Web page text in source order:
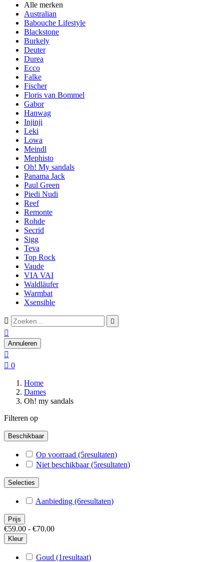
Alle merken
Australian
Babouche Lifestyle
Blackstone
Burkely
Deuter
Durea
Ecco
Falke
Fischer
Floris van Bommel
Gabor
Hanwag
Injinji
Leki
Lowa
Meindl
Mephisto
Oh! My sandals
Panama Jack
Paul Green
Piedi Nudi
Reef
Remonte
Rohde
Secrid
Sigg
Teva
Top Rock
Vaude
VIA VAI
Waldläufer
Warmbat
Xsensible
 

Annuleren

 0
Home
Dames
Oh! my sandals
Filteren op
Beschikbaar
Op voorraad (5resultaten)
Niet beschikbaar(5resultaten)
Selecties
Aanbieding (6resultaten)
Prijs
€59.00 - €70.00
Kleur
Goud (1resultaat)